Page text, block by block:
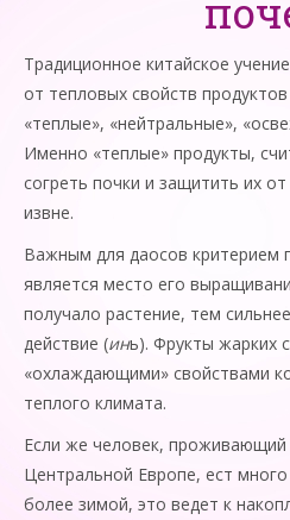
Традиционное китайское
от тепловых свойств
«теплые», «нейтральные»,
Именно «теплые» продукты,
согреть почки и защитить их
извне.
Важным для даосов критерием
является место его
получало растение, тем
действие (инь). Фрукты жарких
«охлаждающими» свойствами
теплого климата.
Если же человек, проживающий
Центральной Европе, ест
более зимой, это ве­дет к